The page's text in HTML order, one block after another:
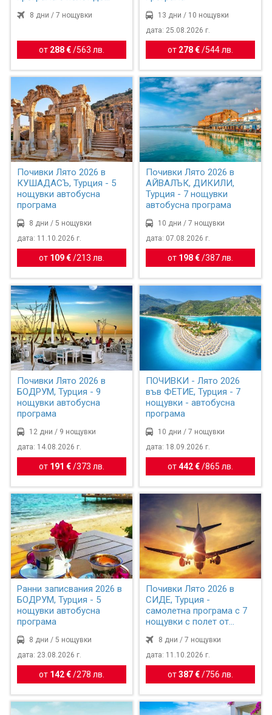
8 дни / 7 нощувки
от 288 € /563 лв.
13 дни / 10 нощувки
дата: 25.08.2026 г.
от 278 €/544 лв.
Почивки Лято 2026 в
КУШАДАСЪ, Турция - 5
нощувки автобусна
програма
8 дни / 5 нощувки
дата: 11.10.2026 г.
от 109 € /213 лв.
Почивки Лято 2026 в
АЙВАЛЪК, ДИКИЛИ,
Турция - 7 нощувки
автобусна програма
10 дни / 7 нощувки
дата: 07.08.2026 г.
от 198 €/387 лв.
Почивки Лято 2026 в
БОДРУМ, Турция - 9
нощувки автобусна
програма
12 дни / 9 нощувки
дата: 14.08.2026 г.
от 191 € /373 лв.
ПОЧИВКИ - Лято 2026
във ФЕТИЕ, Турция - 7
нощувки - автобусна
програма
10 дни / 7 нощувки
дата: 18.09.2026 г.
от442 €/865 лв.
Ранни записвания 2026 в
БОДРУМ, Турция - 5
нощувки автобусна
програма
8 дни / 5 нощувки
дата: 23.08.2026 г.
от 142 € /278 лв.
Почивки Лято 2026 в
СИДЕ, Турция -
самолетна програма с 7
нощувки с полет от
8 дни / 7 нощувки
дата: 11.10.2026 г.
от387 €/ 756 лв.